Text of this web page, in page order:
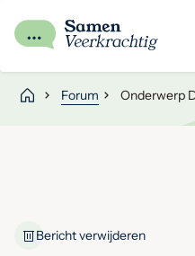
Forum Onderwerp
Bericht verwijderen